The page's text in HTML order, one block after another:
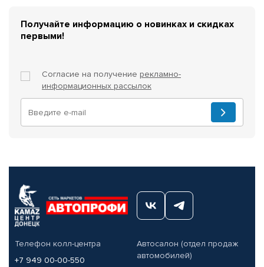
Получайте информацию о новинках и скидках
первыми!
Согласие на получение рекламно-
информационных рассылок
Телефон колл-центра
+7 949 00-00-550
Автосалон (отдел продаж
автомобилей)